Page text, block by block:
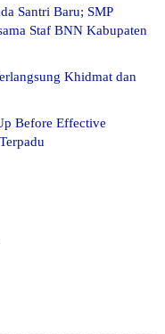
Santri Baru; SMP
Staf BNN Kabupaten
Khidmat dan
Before Effective